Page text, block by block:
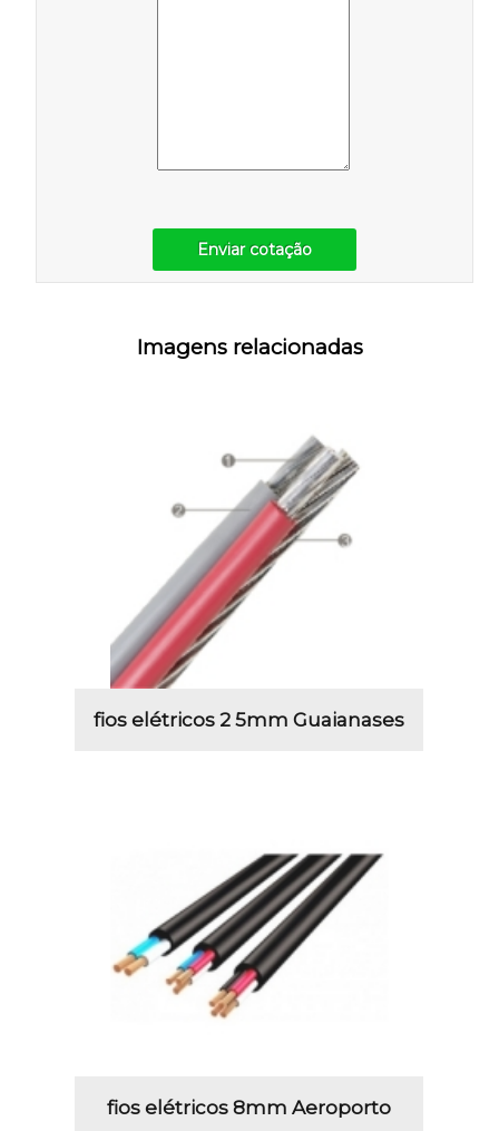
Enviar cotação
Imagens relacionadas
fios elétricos 2 5mm Guaianases
fios elétricos 8mm Aeroporto